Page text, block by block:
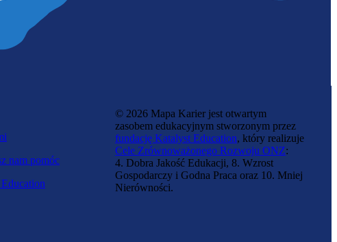
nam pomóc
© 2026 Mapa Karier jest otwartym
zasobem edukacyjnym stworzonym przez
fundację Katalyst Education, który realizuje
Cele Zrównoważonego Rozwoju ONZ:
4. Dobra Jakość Edukacji, 8. Wzrost
Gospodarczy i Godna Praca oraz 10. Mniej
Nierówności.